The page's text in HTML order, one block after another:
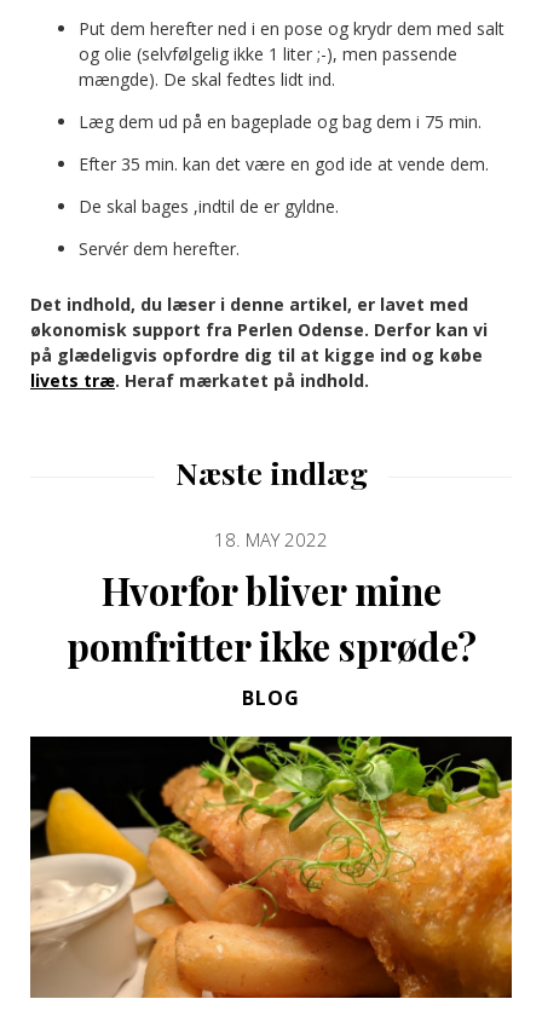
Put dem herefter ned i en pose og krydr dem med salt
og olie (selvfølgelig ikke 1 liter ;-), men passende
mængde). De skal fedtes lidt ind.
Læg dem ud på en bageplade og bag dem i 75 min.
Efter 35 min. kan det være en god ide at vende dem.
De skal bages ,indtil de er gyldne.
Servér dem herefter.
Det indhold, du læser i denne artikel, er lavet med
økonomisk support fra Perlen Odense. Derfor kan vi
på glædeligvis opfordre dig til at kigge ind og købe
livets træ. Heraf mærkatet på indhold.
Næste indlæg
18. MAY 2022
Hvorfor bliver mine
pomfritter ikke sprøde?
BLOG